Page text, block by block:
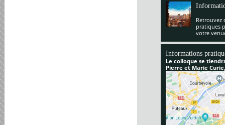
Retrouvez
pratiques
votre
Informations
Le colloque se
Pierre et Marie